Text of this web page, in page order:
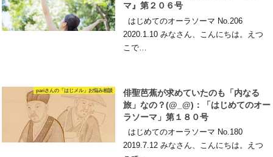
マ』第２０６号
はじめてのオーラソーマ No.206
2020.1.10 みなさん、こんにちは。えつ
こで…
pariさんの「はじメル」お悩み相談
俳聖芭蕉が求めていたのも「内なる
旅」なの？(@_@)：「はじめてのオー
ラソーマ」第１８０号
はじめてのオーラソーマ No.180
2019.7.12 みなさん、こんにちは。えつ